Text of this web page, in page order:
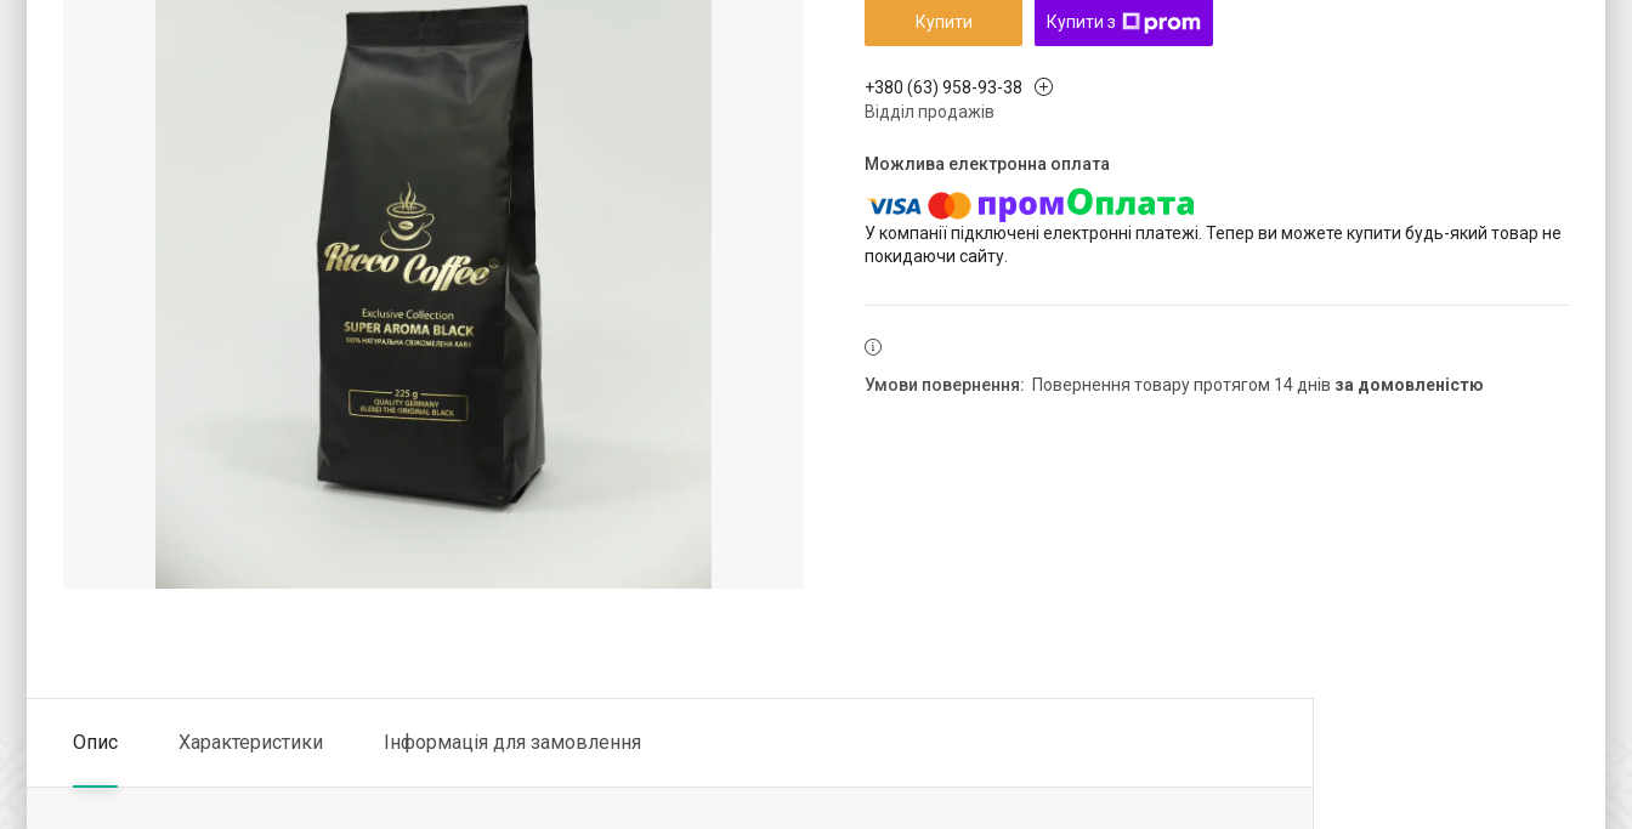
Купити Купити з
+380 (63) 958-93-38
Відділ продажів
У компанії підключені електронні платежі. Тепер ви можете купити будь-який товар не
покидаючи сайту.
повернення товару протягом 14 днів за домовленістю
Опис Характеристики Інформація для замовлення